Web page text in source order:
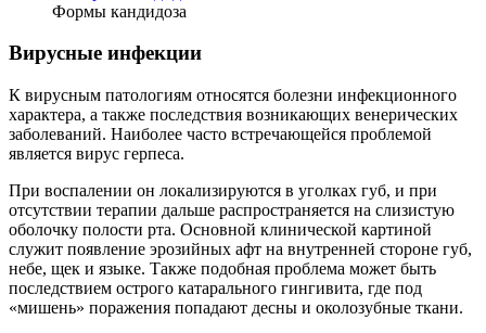
Формы кандидоза
Вирусные инфекции
К вирусным патологиям относятся болезни инфекционного
характера, а также последствия возникающих венерических
заболеваний. Наиболее часто встречающейся проблемой
является вирус герпеса.
При воспалении он локализируются в уголках губ, и при
отсутствии терапии дальше распространяется на слизистую
оболочку полости рта. Основной клинической картиной
служит появление эрозийных афт на внутренней стороне губ,
небе, щек и языке. Также подобная проблема может быть
последствием острого катарального гингивита, где под
«мишень» поражения попадают десны и околозубные ткани.